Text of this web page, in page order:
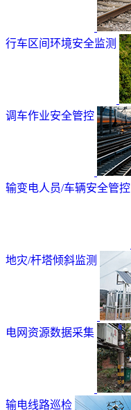
行车区间环境安全监测
调车作业安全管控
输变电人员/车辆安全管控
地灾/杆塔倾斜监测
电网资源数据采集
输电线路巡检